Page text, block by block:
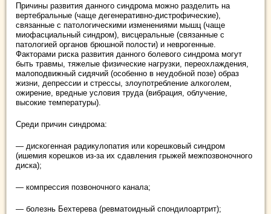
Причины развития данного синдрома можно разделить на
вертебральные (чаще дегенеративно-дистрофические),
связанные с патологическими изменениями мышц (чаще
миофасциальный синдром), висцеральные (связанные с
патологией органов брюшной полости) и неврогенные.
Факторами риска развития данного болевого синдрома могут
быть травмы, тяжелые физические нагрузки, переохлаждения,
малоподвижный сидячий (особенно в неудобной позе) образ
жизни, депрессии и стрессы, злоупотребление алкоголем,
ожирение, вредные условия труда (вибрация, облучение,
высокие температуры).
Среди причин синдрома:
— дискогенная радикулопатия или корешковый синдром
(ишемия корешков из-за их сдавления грыжей межпозвоночного
диска);
— компрессия позвоночного канала;
— болезнь Бехтерева (ревматоидный спондилоартрит);